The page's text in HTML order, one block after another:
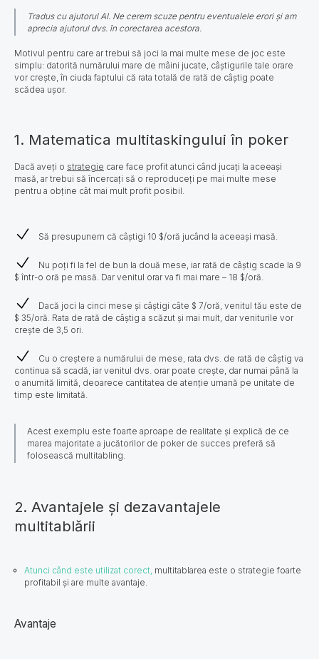
Tradus cu ajutorul AI. Ne cerem scuze pentru eventualele erori și am
aprecia ajutorul dvs. în corectarea acestora.
Motivul pentru care ar trebui să joci la mai multe mese de joc este
simplu: datorită numărului mare de mâini jucate, câștigurile tale orare
vor crește, în ciuda faptului că rata totală de rată de câștig poate
scădea ușor.
1. Matematica multitaskingului în poker
Dacă aveți o strategie care face profit atunci când jucați la aceeași
masă, ar trebui să încercați să o reproduceți pe mai multe mese
pentru a obține cât mai mult profit posibil.
Să presupunem că câștigi 10 $/oră jucând la aceeași masă.
Nu poți fi la fel de bun la două mese, iar rată de câștig scade la 9
$ într-o oră pe masă. Dar venitul orar va fi mai mare – 18 $/oră.
Dacă joci la cinci mese și câștigi câte $ 7/oră, venitul tău este de
$ 35/oră. Rata de rată de câștig a scăzut și mai mult, dar veniturile vor
crește de 3,5 ori.
Cu o creștere a numărului de mese, rata dvs. de rată de câștig va
continua să scadă, iar venitul dvs. orar poate crește, dar numai până la
o anumită limită, deoarece cantitatea de atenție umană pe unitate de
timp este limitată.
Acest exemplu este foarte aproape de realitate și explică de ce
marea majoritate a jucătorilor de poker de succes preferă să
folosească multitabling.
2. Avantajele și dezavantajele
multitablării
Atunci când este utilizat corect, multitablarea este o strategie foarte
profitabil și are multe avantaje.
Avantaje